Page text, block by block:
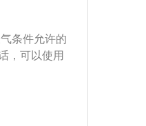
型号的机油
油混合后，
动机产生油
降低。此时
条件允许的
，可以使用
型号的机
5W30型号的